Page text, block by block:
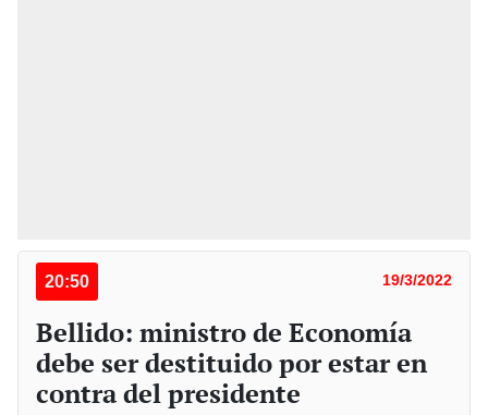
20:50 19/3/2022
Bellido: ministro de Economía
debe ser destituido por estar en
contra del presidente